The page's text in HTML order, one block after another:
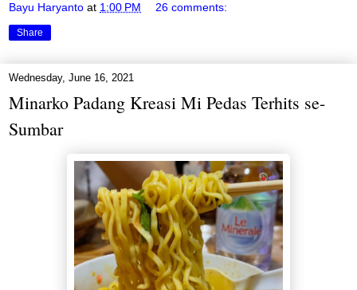
Bayu Haryanto at 1:00 PM 26 comments:
Share
Wednesday, June 16, 2021
Minarko Padang Kreasi Mi Pedas Terhits se-
Sumbar